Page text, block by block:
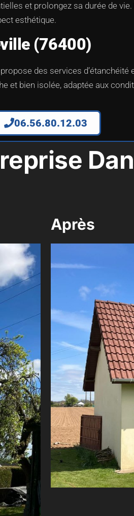
et prolongez sa durée de
esthétique.
(76400)
des services
et bien isolée, adaptée aux
06.56.80.12.03
Après